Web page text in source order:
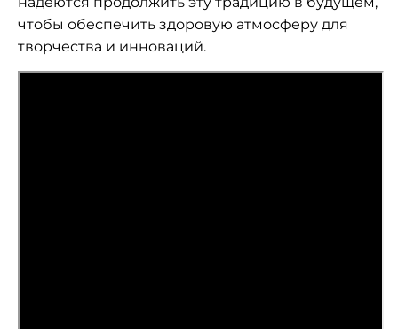
чтобы обеспечить здоровую атмосферу для
творчества и инноваций.